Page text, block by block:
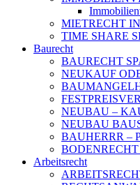
MIETRECHT
TIME SHARE
Baurecht
BAURECHT
NEUKAUF
NEUBAU –
NEUBAU
BAUHERRR –
Arbeitsrecht